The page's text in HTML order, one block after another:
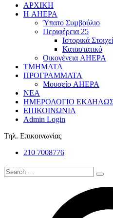
ΑΡΧΙΚΗ
Η AHEPA
Ύπατο Συµβούλιο
Περιφέρεια 25
Ιστορικά
Καταστατικό
Οικογένεια AHEPA
ΤΜΗΜΑΤΑ
ΠΡΟΓΡΑΜΜΑΤΑ
Μουσείο AHEPA
ΝΕΑ
ΗΜΕΡΟΛΟΓΙΟ
ΕΠΙΚΟΙΝΩΝΙΑ
Admin Login
Τηλ. Επικοινωνίας
210 7008776